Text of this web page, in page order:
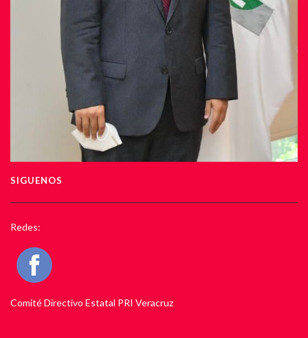
SIGUENOS
Redes:
Comité Directivo Estatal PRI Veracruz